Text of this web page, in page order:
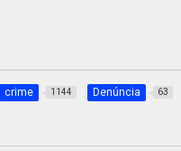
crime 1144 Denúncia 63